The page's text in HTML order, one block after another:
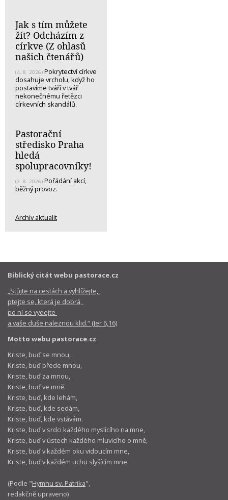
Jak s tím můžete
žít? Odcházím z
církve (Z ohlasů
našich čtenářů)
(4. 8. 2026) Pokrytectví církve
dosahuje vrcholu, když ho
postavíme tváří v tvář
nekonečnému řetězci
církevních skandálů.
Pastorační
středisko Praha
hledá
spolupracovníky!
(3. 8. 2026) Pořádání akcí,
běžný provoz.
Archiv aktualit
Biblický citát webu pastorace.cz
„Stůjte na cestách a vyhlížejte,
ptejte se, která je dobrá,
po ní se vydejte
a vaše duše naleznou klid.“ (Jer 6,16)
Motto webu pastorace.cz
Kriste, buď se mnou,
Kriste, buď přede mnou,
Kriste, buď za mnou,
Kriste, buď ve mně.
Kriste, buď, kde lehám,
Kriste, buď, kde sedám,
Kriste, buď, kde vstávám.
Kriste, buď v srdci každého myslícího na mne,
Kriste, buď v ústech každého mluvicího o mně,
Kriste, buď v každém oku vidoucím mne,
Kriste, buď v každém uchu slyšícím mne.
(Podle "Hymnu sv. Patrika",
redakčně upraveno)